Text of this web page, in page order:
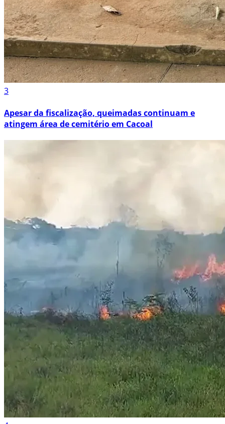
3
Apesar da fiscalização, queimadas continuam e
atingem área de cemitério em Cacoal